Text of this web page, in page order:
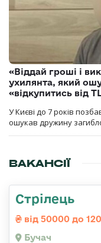
«Віддай гроші і
ухилянта, який
«відкупитись від
У Києві до 7 років
ошукав дружину
ВАКАНСІЇ
Стрілець
від 50000 до
Бучач